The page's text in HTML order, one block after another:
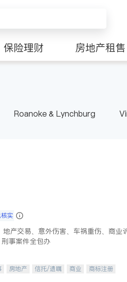
保险理财 房地产租售
Roanoke & Lynchburg
实
产交易、意外伤害、车祸重伤、商业
事案件全包办
房地产 信托/遗嘱 商业
商标注册